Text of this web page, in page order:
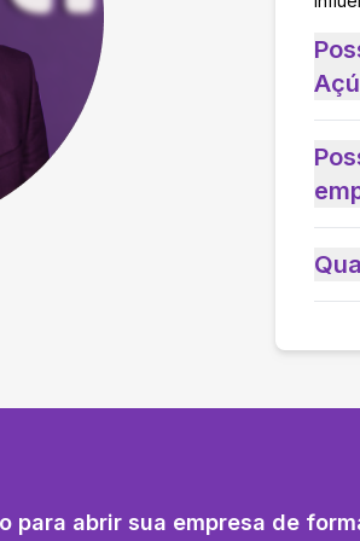
para abrir sua empresa de